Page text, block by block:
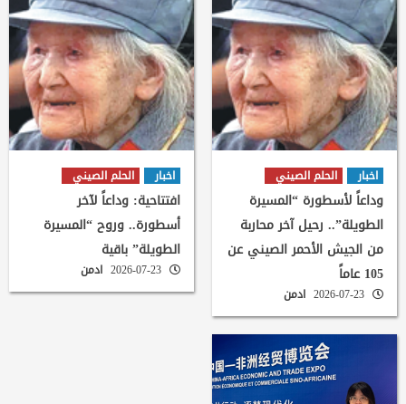
اخبار الحلم الصيني
وداعاً لأسطورة “المسيرة
الطويلة”.. رحيل آخر محاربة
من الجيش الأحمر الصيني عن
105 عاماً
ادمن
اخبار الحلم الصيني
افتتاحية: وداعاً لآخر
أسطورة.. وروح “المسيرة
الطويلة” باقية
ادمن